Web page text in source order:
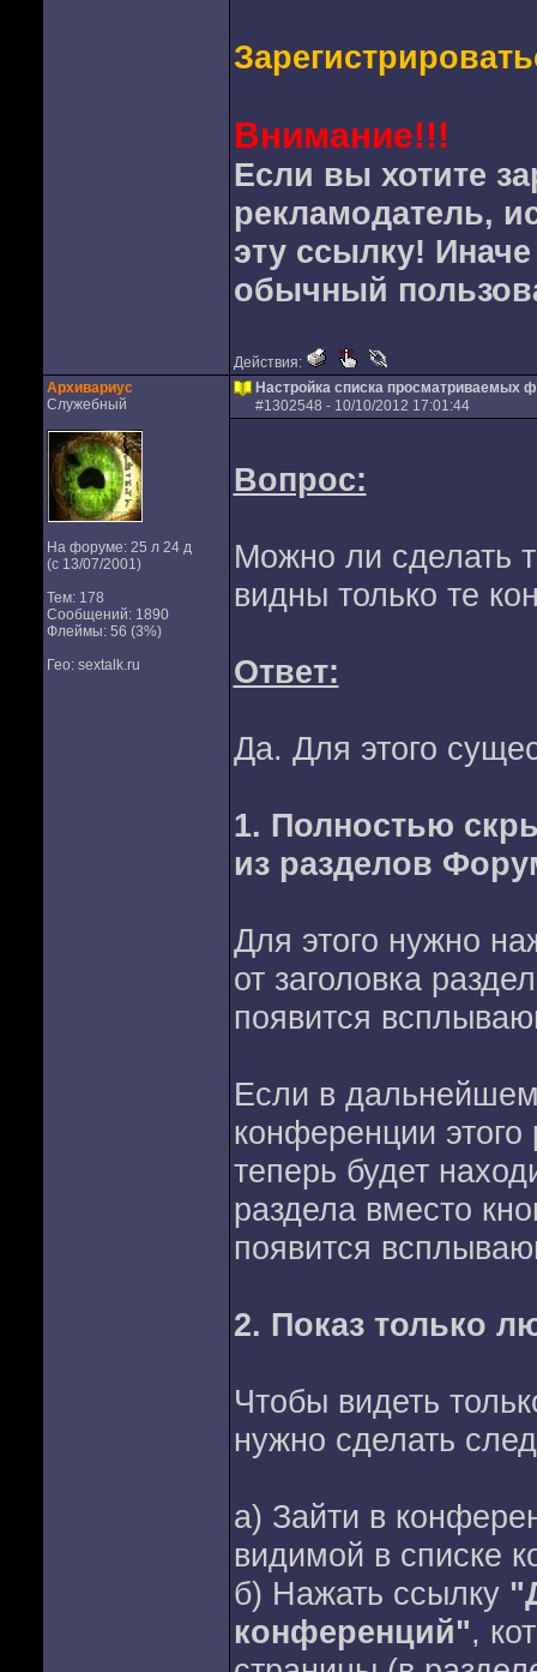
Внимание!!!
Если вы хотите
рекламодатель,
эту ссылку!
обычный
Действия:
Архивариус
Служебный
На форуме: 25 л 24 д
(с 13/07/2001)
Тем: 178
Сообщений: 1890
Флеймы: 56 (3%)
Гео: sextalk.ru
Настройка списка просматриваемых
#1302548 - 10/10/2012 17:01:44
Вопрос:
Можно ли сделать
видны только те
Ответ:
Да. Для этого
1. Полностью
из разделов
Для этого нужно
от заголовка
появится
Если в дальнейшем
конференции
теперь будет
раздела вместо
появится
2. Показ только
Чтобы видеть
нужно сделать
а) Зайти в
видимой в списке
б) Нажать ссылку
конференций",